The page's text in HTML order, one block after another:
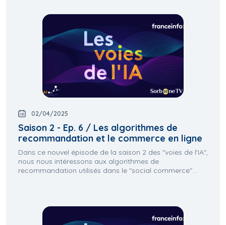
02/04/2025
Saison 2 - Ep. 6 / Les algorithmes de
recommandation et le commerce en ligne
Dans ce nouvel épisode de la saison 2 des "voies de l'IA",
nous nous intéressons aux algorithmes de
recommandation utilisés dans le "social commerce"...